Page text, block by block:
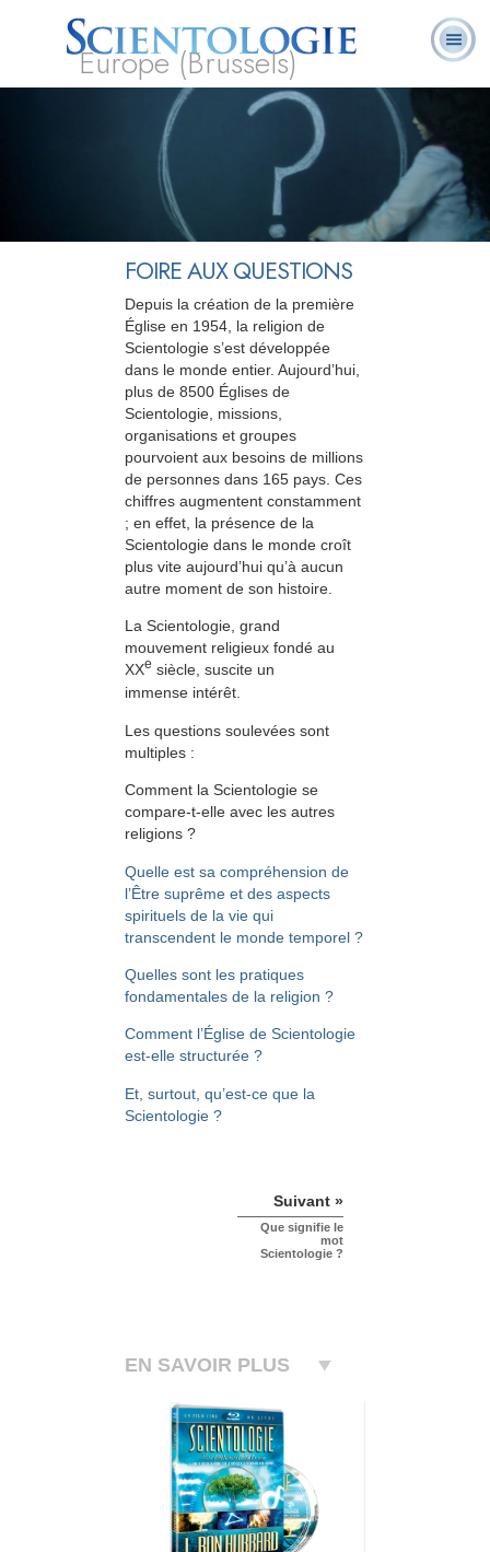
Europe (Brussels)
Qu’est-ce que la
Scientologie ?
Ministres
volontaires
Foire aux
questions
FOIRE AUX QUESTIONS
Depuis la création de la première
Église en 1954, la religion de
Scientologie s’est développée
dans le monde entier. Aujourd’hui,
plus de 8500 Églises de
Scientologie, missions,
organisations et groupes
pourvoient aux besoins de millions
de personnes dans 165 pays. Ces
chiffres augmentent constamment
; en effet, la présence de la
Scientologie dans le monde croît
plus vite aujourd’hui qu’à aucun
autre moment de son histoire.
La Scientologie, grand
mouvement religieux fondé au
XXe siècle, suscite un
immense intérêt.
Les questions soulevées sont
multiples :
Comment la Scientologie se
compare-t-elle avec les autres
religions ?
Quelle est sa compréhension de
l’Être suprême et des aspects
spirituels de la vie qui
transcendent le monde temporel ?
Quelles sont les pratiques
fondamentales de la religion ?
Comment l’Église de Scientologie
est-elle structurée ?
Et, surtout, qu’est-ce que la
Scientologie ?
Suivant »
Que signifie le
mot
Scientologie ?
EN SAVOIR PLUS